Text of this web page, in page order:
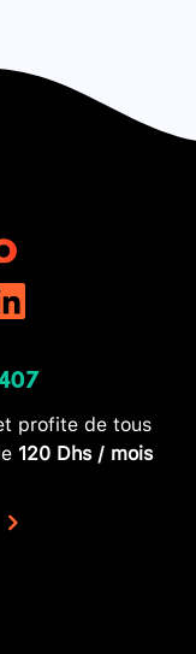
profite de tous
120 Dhs / mois